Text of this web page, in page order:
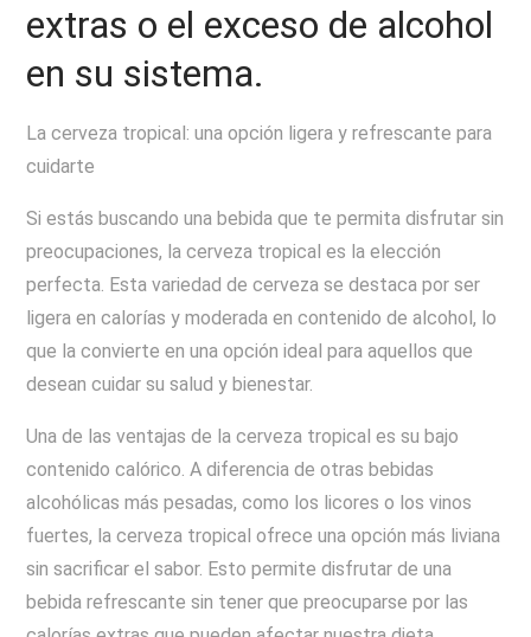
extras o el exceso de alcohol
en su sistema.
La cerveza tropical: una opción ligera y refrescante para
cuidarte
Si estás buscando una bebida que te permita disfrutar sin
preocupaciones, la cerveza tropical es la elección
perfecta. Esta variedad de cerveza se destaca por ser
ligera en calorías y moderada en contenido de alcohol, lo
que la convierte en una opción ideal para aquellos que
desean cuidar su salud y bienestar.
Una de las ventajas de la cerveza tropical es su bajo
contenido calórico. A diferencia de otras bebidas
alcohólicas más pesadas, como los licores o los vinos
fuertes, la cerveza tropical ofrece una opción más liviana
sin sacrificar el sabor. Esto permite disfrutar de una
bebida refrescante sin tener que preocuparse por las